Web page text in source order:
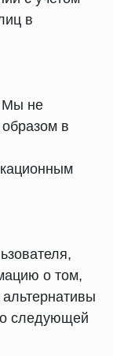
в
Мы не
в
о том,
следующей